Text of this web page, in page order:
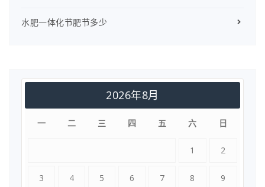
水肥一体化节肥节多少
2026年8月
一 二 三 四 五 六 日
1 2
3 4 5 6 7 8 9